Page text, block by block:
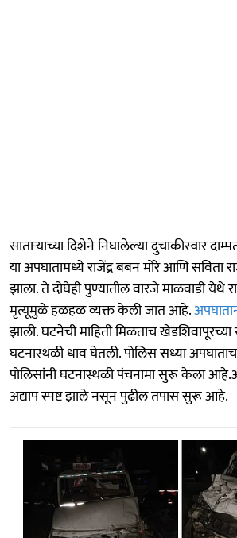
साताऱ्याच्या दिशेने निघालेल्या दुचाकीस्वार
या अपघातामध्ये राजेंद्र बबन मोरे आणि सविता
झाला. ते दोघेही पुण्यातील वारजे माळवाडी येथे
मृत्यूमुळे हळहळ व्यक्त केली जात आहे.
झाली. घटनेची माहिती मिळताच खेडशिवापूरच्या
घटनास्थळी धाव घेतली. पोलिस सध्या
पोलिसांनी घटनास्थळी पंचनामा सुरू केला
अद्याप स्पष्ट झाले नसून पुढील तपास सुरू आहे.